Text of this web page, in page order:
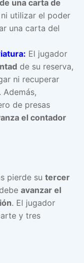
una carta de
utilizar el poder
una carta del
El jugador
de su reserva,
ni recuperar
de presas
el contador
pierde su tercer
avanzar el
. El jugador
y tres